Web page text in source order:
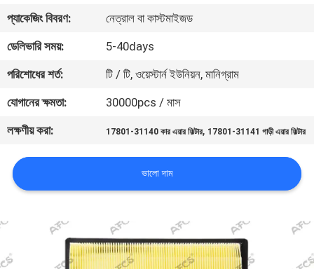
মান
নিয়ন্ত্রণ
সাথে
যোগাযোগ
করুন
একটি
প্যাকেজিং বিবরণ:
নেত্রাল বা কাস্টমাইজড
ডেলিভারি সময়:
5-40days
পরিশোধের শর্ত:
টি / টি, ওয়েস্টার্ন ইউনিয়ন, মানিগ্রাম
যোগানের ক্ষমতা:
30000pcs / মাস
লক্ষণীয় করা:
17801-31140 কার এয়ার ফিল্টার, 17801-31141 গাড়ী এয়ার ফিল্টার
ভালো দাম